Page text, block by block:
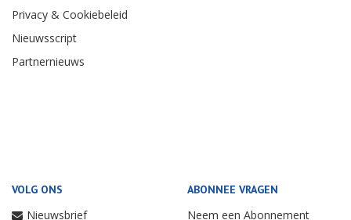
Privacy & Cookiebeleid
Nieuwsscript
Partnernieuws
VOLG ONS
Nieuwsbrief
ABONNEE VRAGEN
Neem een Abonnement